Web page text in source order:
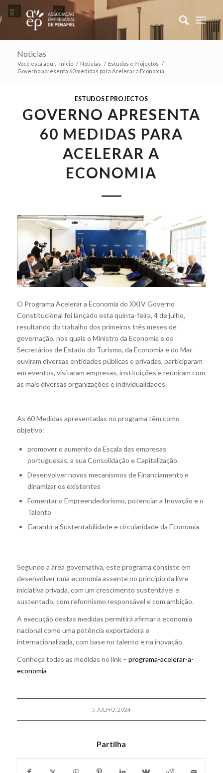
Noticias
Você está aqui: Inicio / Noticias / Estudos e Projectos /
Governo apresenta 60 medidas para Acelerar a Economia
ESTUDOS E PROJECTOS
GOVERNO APRESENTA
60 MEDIDAS PARA
ACELERAR A
ECONOMIA
O Programa Acelerar a Economia do XXIV Governo
Constitucional foi lançado esta quinta-feira, 4 de julho,
resultando do trabalho dos primeiros três meses de
governação, nos quais o Ministro da Economia e os
Secretários de Estado do Turismo, da Economia e do Mar
ouviram diversas entidades públicas e privadas, participaram
em eventos, visitaram empresas, instituições e reuniram com
as mais diversas organizações e individualidades.
As 60 Medidas apresentadas no programa têm como
objetivo:
promover o aumento da Escala das empresas
portuguesas, a sua Consolidação e Capitalização.
Desenvolver novos mecanismos de Financiamento e
dinamizar os existentes
Fomentar o Empreendedorismo, potenciar a Inovação e o
Talento
Garantir a Sustentabilidade e circularidade da Economia
Segundo a área governativa, este programa consiste em
desenvolver uma economia assente no princípio da livre
iniciativa privada, com um crescimento sustentável e
sustentado, com reformismo responsável e com ambição.
A execução destas medidas permitirá afirmar a economia
nacional como uma potência exportadora e
internacionalizada, com base no talento e na inovação.
Conheça todas as medidas no link – programa-acelerar-a-
economia
5 JULHO, 2024
Partilha